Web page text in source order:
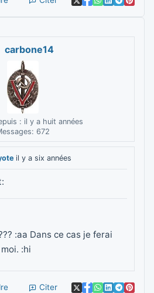
carbone14
: il y a huit années
672
il y a six années
:aa Dans ce cas je ferai
:hi
Citer